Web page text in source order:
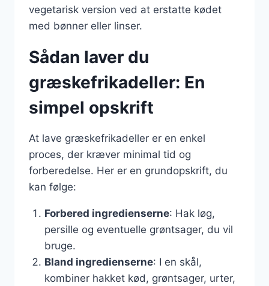
vegetarisk version ved at erstatte kødet
med bønner eller linser.
Sådan laver du
græskefrikadeller: En
simpel opskrift
At lave græskefrikadeller er en enkel
proces, der kræver minimal tid og
forberedelse. Her er en grundopskrift, du
kan følge:
Forbered ingredienserne: Hak løg,
persille og eventuelle grøntsager, du vil
bruge.
Bland ingredienserne: I en skål,
kombiner hakket kød, grøntsager, urter,